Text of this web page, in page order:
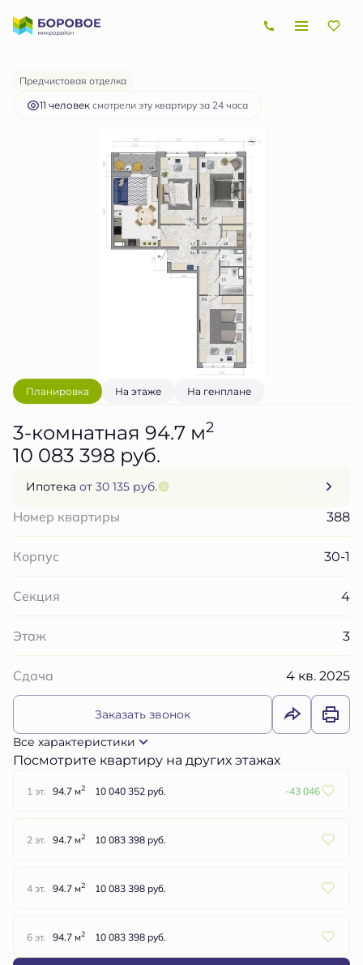
3-комнатная 10 083 398 руб.
Ипотекаот 30 135 руб.
Предчистовая отделка
11 человек смотрели эту квартиру за 24 часа
Планировка На этаже На генплане
3-комнатная 94.7 м2
10 083 398 руб.
Ипотека от 30 135 руб.
Номер квартиры 388
Корпус 30-1
Секция 4
Этаж 3
Сдача 4 кв. 2025
Заказать звонок
Все характеристики
Посмотрите квартиру на других этажах
1 эт. 94.7 м2 10 040 352 руб. -43 046
2 эт. 94.7 м2 10 083 398 руб.
4 эт. 94.7 м2 10 083 398 руб.
6 эт. 94.7 м2 10 083 398 руб.